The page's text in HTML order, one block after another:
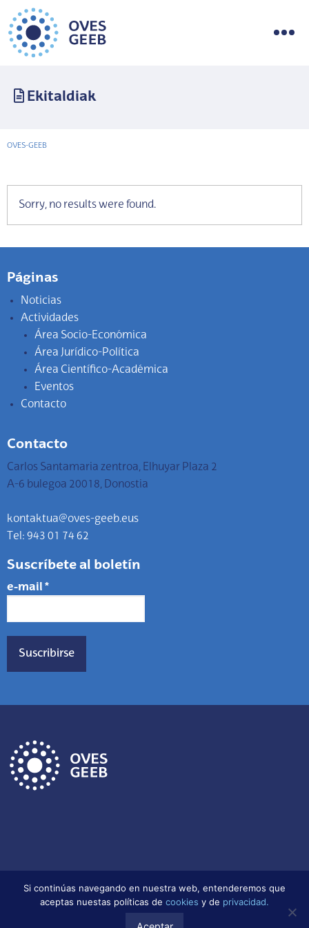
Ekitaldiak
OVES-GEEB
Sorry, no results were found.
Páginas
Noticias
Actividades
Área Socio-Económica
Área Jurídico-Política
Área Científico-Académica
Eventos
Contacto
Contacto
Carlos Santamaria zentroa, Elhuyar Plaza 2
A-6 bulegoa 20018, Donostia
kontaktua@oves-geeb.eus
Tel: 943 01 74 62
Suscríbete al boletín
e-mail *
Aviso legal
Política de protección de datos
Política de cookies
Si continúas navegando en nuestra web, entenderemos que
aceptas nuestas políticas de cookies y de privacidad.